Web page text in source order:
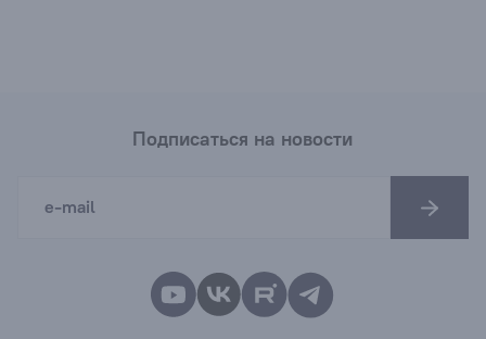
Подписаться на новости